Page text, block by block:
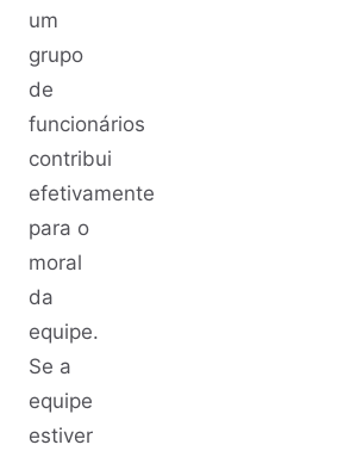
um
grupo
de
funcionários
contribui
efetivamente
para o
moral
da
equipe.
Se a
equipe
estiver